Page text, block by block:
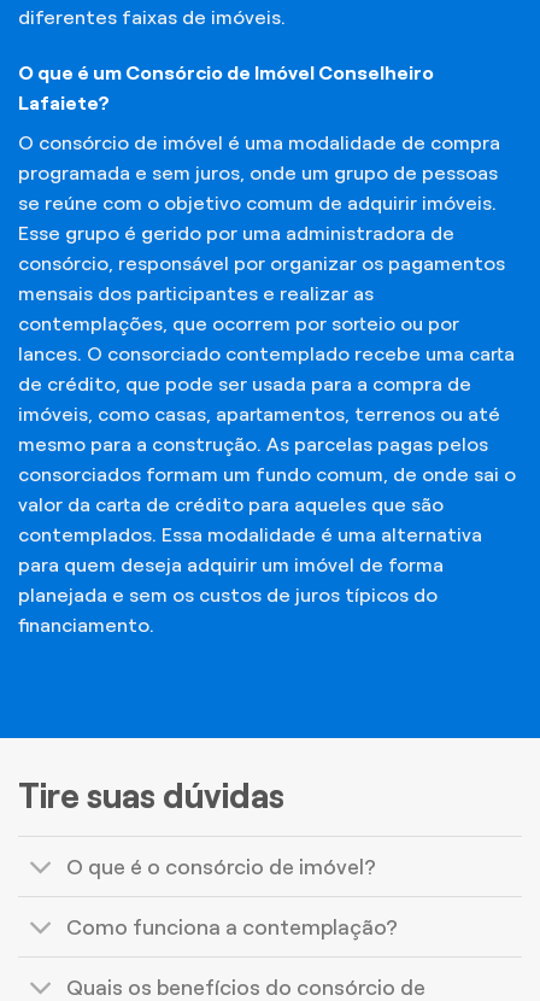
diferentes faixas de imóveis.
O que é um Consórcio de Imóvel Conselheiro
Lafaiete?
O consórcio de imóvel é uma modalidade de compra
programada e sem juros, onde um grupo de pessoas
se reúne com o objetivo comum de adquirir imóveis.
Esse grupo é gerido por uma administradora de
consórcio, responsável por organizar os pagamentos
mensais dos participantes e realizar as
contemplações, que ocorrem por sorteio ou por
lances. O consorciado contemplado recebe uma carta
de crédito, que pode ser usada para a compra de
imóveis, como casas, apartamentos, terrenos ou até
mesmo para a construção. As parcelas pagas pelos
consorciados formam um fundo comum, de onde sai o
valor da carta de crédito para aqueles que são
contemplados. Essa modalidade é uma alternativa
para quem deseja adquirir um imóvel de forma
planejada e sem os custos de juros típicos do
financiamento.
Tire suas dúvidas
O que é o consórcio de imóvel?
Como funciona a contemplação?
Quais os benefícios do consórcio de